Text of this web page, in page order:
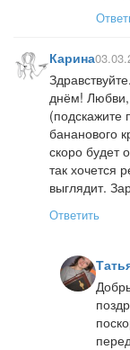
Карина
днём! Любви,
(подскажите
бананового
скоро будет
так хочется
выглядит.
Ответить